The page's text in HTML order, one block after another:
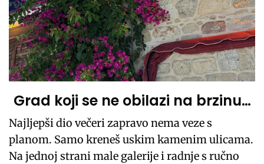
Grad koji se ne obilazi na brzinu…
Najljepši dio večeri zapravo nema veze s
planom. Samo kreneš uskim kamenim ulicama.
Na jednoj strani male galerije i radnje s ručno